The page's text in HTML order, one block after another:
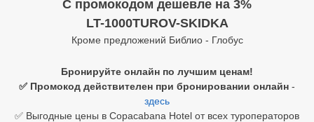
C промокодом дешевле на 3%
LT-1000TUROV-SKIDKA
Кроме предложений Библио - Глобус
Бронируйте онлайн по лучшим ценам!
✅ Промокод действителен при бронировании онлайн -
здесь
✅ Выгодные цены в Copacabana Hotel от всех туроператоров
Египет
Куба